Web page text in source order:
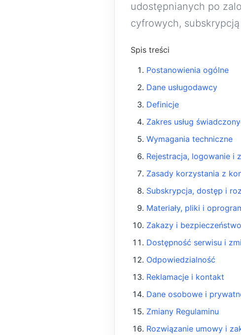
udostępnianych po
cyfrowych,
Spis treści
Postanowienia ogólne
Dane usługodawcy
Definicje
Zakres usług
Wymagania techniczne
Rejestracja, logowanie i
Zasady korzystania z
Subskrypcja, dostęp i
Materiały, pliki i
Zakazy i bezpieczeństwo
Dostępność serwisu i
Odpowiedzialność
Reklamacje i kontakt
Dane osobowe i
Zmiany Regulaminu
Rozwiązanie umowy i